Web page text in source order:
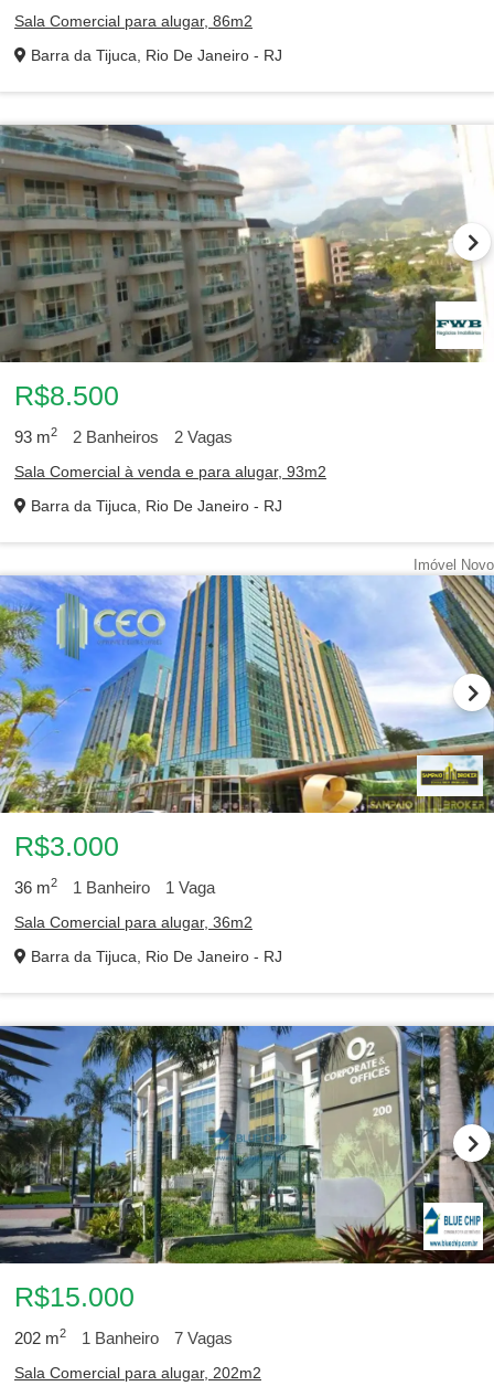
Sala Comercial para alugar, 86m2
Barra da Tijuca, Rio De Janeiro - RJ
R$8.500
93 m2 2 Banheiros 2 Vagas
Sala Comercial à venda e para alugar, 93m2
Barra da Tijuca, Rio De Janeiro - RJ
Imóvel Novo
R$3.000
36 m2 1 Banheiro 1 Vaga
Sala Comercial para alugar, 36m2
Barra da Tijuca, Rio De Janeiro - RJ
R$15.000
202 m2 1 Banheiro 7 Vagas
Sala Comercial para alugar, 202m2